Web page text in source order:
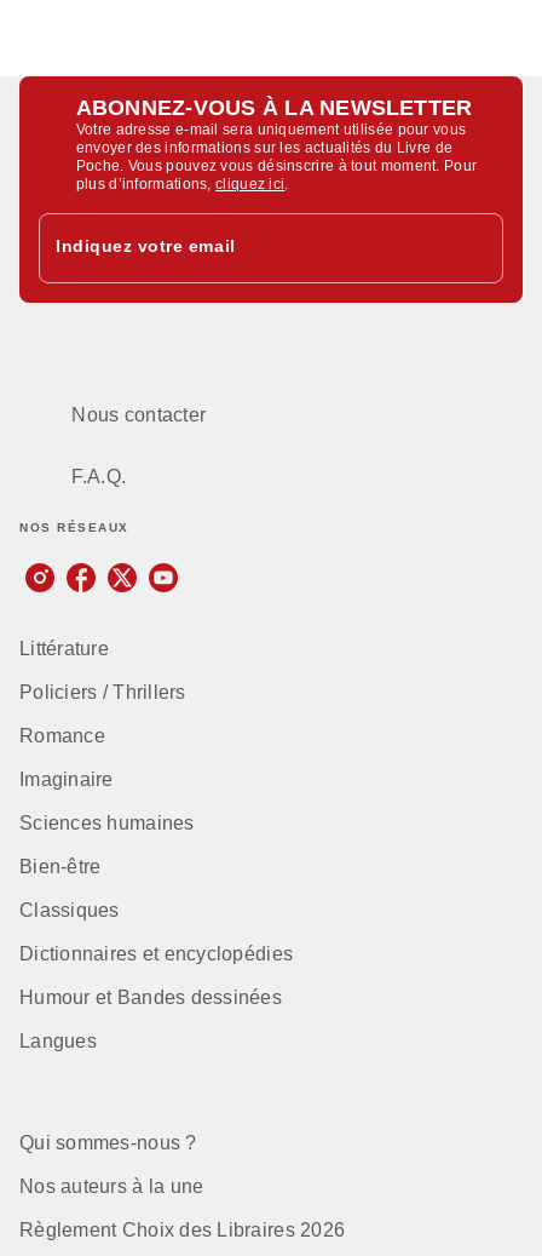
ABONNEZ-VOUS À LA NEWSLETTER
Votre adresse e-mail sera uniquement utilisée pour vous
envoyer des informations sur les actualités du Livre de
Poche. Vous pouvez vous désinscrire à tout moment. Pour
plus d’informations,cliquez ici.
Indiquez votre email
Nous contacter
F.A.Q.
NOS RÉSEAUX
Littérature
Policiers / Thrillers
Romance
Imaginaire
Sciences humaines
Bien-être
Classiques
Dictionnaires et encyclopédies
Humour et Bandes dessinées
Langues
Qui sommes-nous ?
Nos auteurs à la une
Règlement Choix des Libraires 2026